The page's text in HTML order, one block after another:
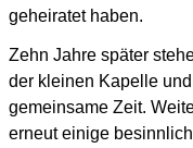
geheiratet haben.
Zehn Jahre später
der kleinen Kapelle
gemeinsame Zeit.
erneut einige